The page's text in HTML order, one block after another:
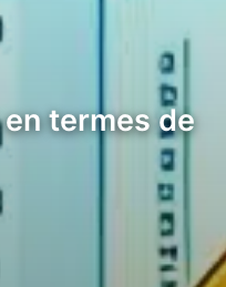
termes de